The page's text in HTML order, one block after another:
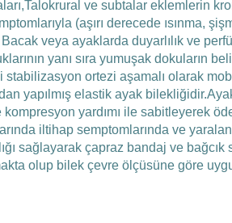
Talokrural ve subtalar eklemlerin
(aşırı derecede ısınma,
Bacak veya ayaklarda duyarlılık ve
yanı sıra yumuşak dokuların
ortezi aşamalı olarak
yapılmış elastik ayak
yardımı ile sabitleyerek
iltihap semptomlarında ve
sağlayarak çapraz bandaj ve
olup bilek çevre ölçüsüne göre